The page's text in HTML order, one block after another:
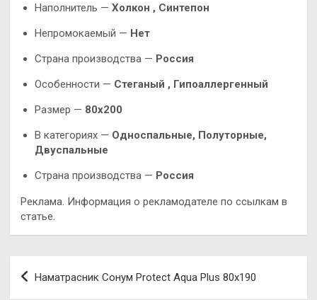
Наполнитель — Холкон , Синтепон
Непромокаемый — Нет
Страна производства — Россия
Особенности — Стеганый , Гипоаллергенный
Размер — 80х200
В категориях — Односпальные, Полуторные,
Двуспальные
Страна производства — Россия
Реклама. Информация о рекламодателе по ссылкам в
статье.
Навигация
по
Наматрасник Сонум Protect Aqua Plus 80х190